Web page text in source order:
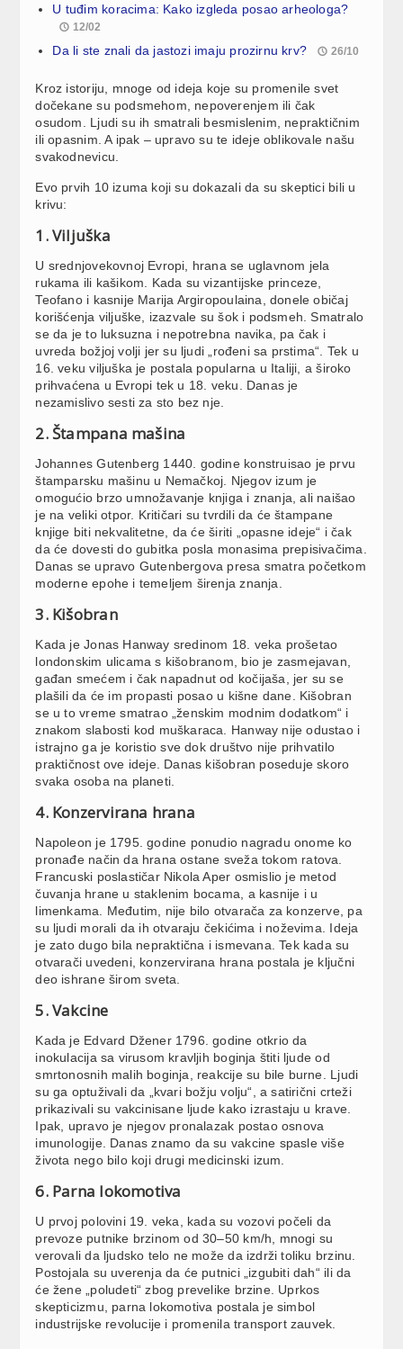
U tuđim koracima: Kako izgleda posao arheologa?
12/02
Da li ste znali da jastozi imaju prozirnu krv? 26/10
Kroz istoriju, mnoge od ideja koje su promenile svet
dočekane su podsmehom, nepoverenjem ili čak
osudom. Ljudi su ih smatrali besmislenim, nepraktičnim
ili opasnim. A ipak – upravo su te ideje oblikovale našu
svakodnevicu.
Evo prvih 10 izuma koji su dokazali da su skeptici bili u
krivu:
1. Viljuška
U srednjovekovnoj Evropi, hrana se uglavnom jela
rukama ili kašikom. Kada su vizantijske princeze,
Teofano i kasnije Marija Argiropoulaina, donele običaj
korišćenja viljuške, izazvale su šok i podsmeh. Smatralo
se da je to luksuzna i nepotrebna navika, pa čak i
uvreda božjoj volji jer su ljudi „rođeni sa prstima“. Tek u
16. veku viljuška je postala popularna u Italiji, a široko
prihvaćena u Evropi tek u 18. veku. Danas je
nezamislivo sesti za sto bez nje.
2. Štampana mašina
Johannes Gutenberg 1440. godine konstruisao je prvu
štamparsku mašinu u Nemačkoj. Njegov izum je
omogućio brzo umnožavanje knjiga i znanja, ali naišao
je na veliki otpor. Kritičari su tvrdili da će štampane
knjige biti nekvalitetne, da će širiti „opasne ideje“ i čak
da će dovesti do gubitka posla monasima prepisivačima.
Danas se upravo Gutenbergova presa smatra početkom
moderne epohe i temeljem širenja znanja.
3. Kišobran
Kada je Jonas Hanway sredinom 18. veka prošetao
londonskim ulicama s kišobranom, bio je zasmejavan,
gađan smećem i čak napadnut od kočijaša, jer su se
plašili da će im propasti posao u kišne dane. Kišobran
se u to vreme smatrao „ženskim modnim dodatkom“ i
znakom slabosti kod muškaraca. Hanway nije odustao i
istrajno ga je koristio sve dok društvo nije prihvatilo
praktičnost ove ideje. Danas kišobran poseduje skoro
svaka osoba na planeti.
4. Konzervirana hrana
Napoleon je 1795. godine ponudio nagradu onome ko
pronađe način da hrana ostane sveža tokom ratova.
Francuski poslastičar Nikola Aper osmislio je metod
čuvanja hrane u staklenim bocama, a kasnije i u
limenkama. Međutim, nije bilo otvarača za konzerve, pa
su ljudi morali da ih otvaraju čekićima i noževima. Ideja
je zato dugo bila nepraktična i ismevana. Tek kada su
otvarači uvedeni, konzervirana hrana postala je ključni
deo ishrane širom sveta.
5. Vakcine
Kada je Edvard Džener 1796. godine otkrio da
inokulacija sa virusom kravljih boginja štiti ljude od
smrtonosnih malih boginja, reakcije su bile burne. Ljudi
su ga optuživali da „kvari božju volju“, a satirični crteži
prikazivali su vakcinisane ljude kako izrastaju u krave.
Ipak, upravo je njegov pronalazak postao osnova
imunologije. Danas znamo da su vakcine spasle više
života nego bilo koji drugi medicinski izum.
6. Parna lokomotiva
U prvoj polovini 19. veka, kada su vozovi počeli da
prevoze putnike brzinom od 30–50 km/h, mnogi su
verovali da ljudsko telo ne može da izdrži toliku brzinu.
Postojala su uverenja da će putnici „izgubiti dah“ ili da
će žene „poludeti“ zbog prevelike brzine. Uprkos
skepticizmu, parna lokomotiva postala je simbol
industrijske revolucije i promenila transport zauvek.